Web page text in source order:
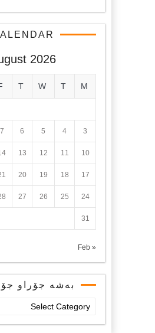
2026
M
T
W
T
3
4
5
6
7
10
11
12
13
17
18
19
20
24
25
26
27
31
« Feb
بەشە جۆراو
جۆرەکان